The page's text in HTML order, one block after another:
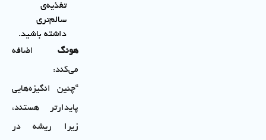
تغذیه‌ی
سالم‌تری
داشته باشید.
هونگ اضافه
می‌کند:
“چنین انگیزه‌هایی
پایدارتر هستند،
زیرا ریشه در